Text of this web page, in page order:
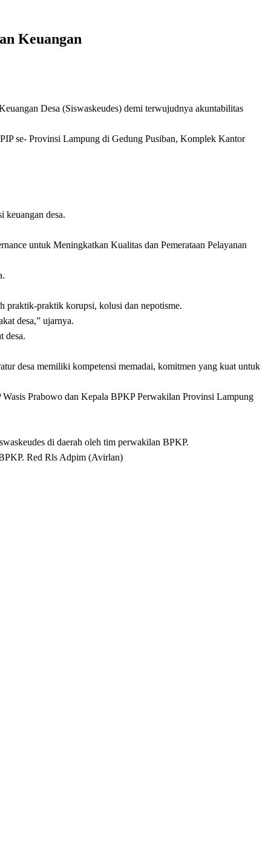
Keuangan
Desa (Siswaskeudes) demi terwujudnya akuntabilitas
se- Provinsi Lampung di Gedung Pusiban, Komplek Kantor
keuangan desa.
untuk Meningkatkan Kualitas dan Pemerataan Pelayanan
praktik-praktik korupsi, kolusi dan nepotisme.
desa,” ujarnya.
desa.
desa memiliki kompetensi memadai, komitmen yang kuat untuk
Prabowo dan Kepala BPKP Perwakilan Provinsi Lampung
di daerah oleh tim perwakilan BPKP.
Red Rls Adpim (Avirlan)